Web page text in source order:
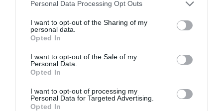
Personal Data Processing Opt Outs
I want to opt-out of the Sharing of my
personal data.
Opted In
I want to opt-out of the Sale of my
Personal Data.
Opted In
I want to opt-out of processing my
Personal Data for Targeted Advertising.
Opted In
de l'IVAJ,Vicent Ripoll.
L'impacte emocional de la dana
detectada al territori.“La dana ha suposat un immens
impacte emocional i en la salut mental de la
població, inclosa la joventut", ha advertit el president
de la Mancomunitat, José F. Cabanes, qui ha insistit en